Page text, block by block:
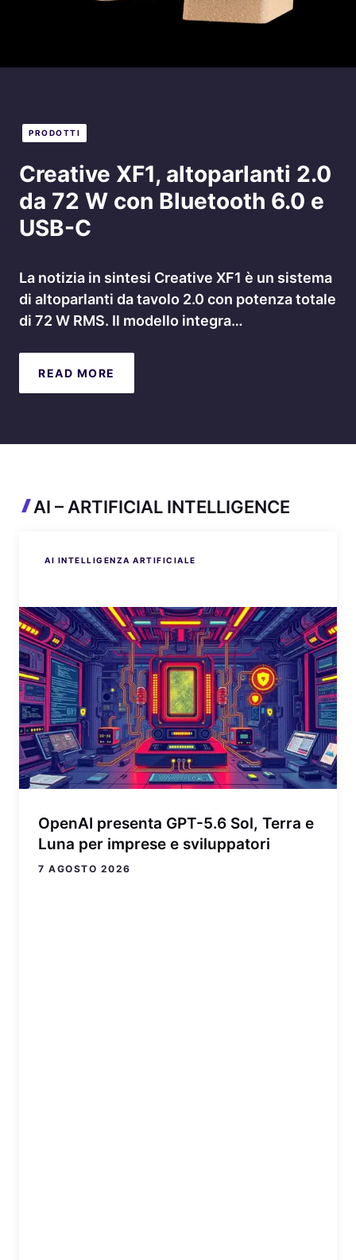
PRODOTTI
Creative XF1, altoparlanti 2.0
da 72 W con Bluetooth 6.0 e
USB-C
La notizia in sintesi Creative XF1 è un sistema
di altoparlanti da tavolo 2.0 con potenza totale
di 72 W RMS. Il modello integra…
READ MORE
AI – ARTIFICIAL INTELLIGENCE
AI INTELLIGENZA ARTIFICIALE
AI INTELLIGENZA ARTIFICIALE
AI INTELLIGENZA ARTIFICIALE
AI INTELLIGENZA ARTIFICIALE
AI INTELLIGENZA ARTIFICIALE
OpenAI presenta GPT-5.6 Sol, Terra e
Luna per imprese e sviluppatori
7 AGOSTO 2026